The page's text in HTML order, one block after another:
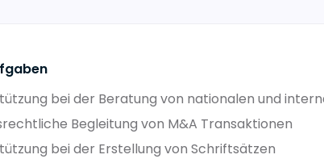
bei der Beratung von nationalen und
Begleitung von M&A Transaktionen
bei der Erstellung von Schriftsätzen